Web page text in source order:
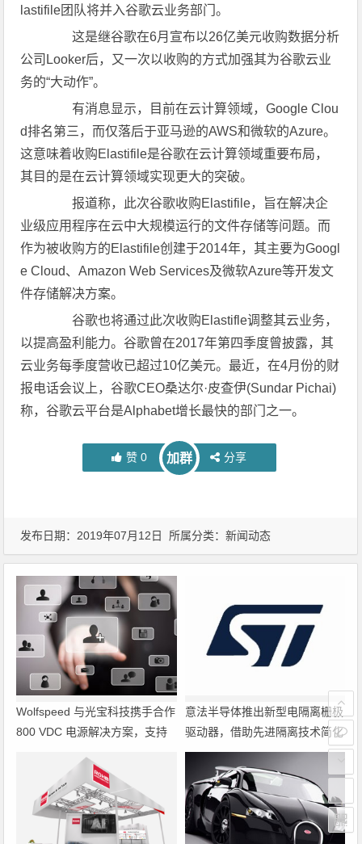
lastifile团队将并入谷歌云业务部门。
这是继谷歌在6月宣布以26亿美元收购数据分析
公司Looker后，又一次以收购的方式加强其为谷歌云业
务的“大动作”。
有消息显示，目前在云计算领域，Google Clou
d排名第三，而仅落后于亚马逊的AWS和微软的Azure。
这意味着收购Elastifile是谷歌在云计算领域重要布局，
其目的是在云计算领域实现更大的突破。
报道称，此次谷歌收购Elastifile，旨在解决企
业级应用程序在云中大规模运行的文件存储等问题。而
作为被收购方的Elastifile创建于2014年，其主要为Googl
e Cloud、Amazon Web Services及微软Azure等开发文
件存储解决方案。
谷歌也将通过此次收购Elastifle调整其云业务，
以提高盈利能力。谷歌曾在2017年第四季度曾披露，其
云业务每季度营收已超过10亿美元。最近，在4月份的财
报电话会议上，谷歌CEO桑达尔·皮查伊(Sundar Pichai)
称，谷歌云平台是Alphabet增长最快的部门之一。
赞 0 加群 分享
发布日期：2019年07月12日 所属分类：新闻动态
Wolfspeed 与光宝科技携手合作
800 VDC 电源解决方案，支持
意法半导体推出新型电隔离栅极
驱动器，借助先进隔离技术简化
电源设计